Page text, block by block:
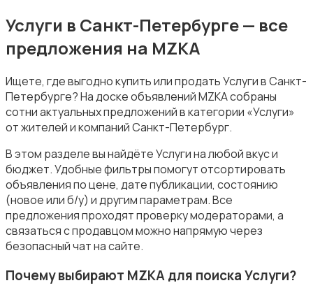
Организация праздников
Фото- и видеосъемка
Услуги в Санкт-Петербурге — все
предложения на MZKA
Ищете, где выгодно купить или продать Услуги в Санкт-
Петербурге? На доске объявлений MZKA собраны
сотни актуальных предложений в категории «Услуги»
от жителей и компаний Санкт-Петербург.
В этом разделе вы найдёте Услуги на любой вкус и
бюджет. Удобные фильтры помогут отсортировать
объявления по цене, дате публикации, состоянию
(новое или б/у) и другим параметрам. Все
предложения проходят проверку модераторами, а
связаться с продавцом можно напрямую через
безопасный чат на сайте.
Почему выбирают MZKA для поиска Услуги?